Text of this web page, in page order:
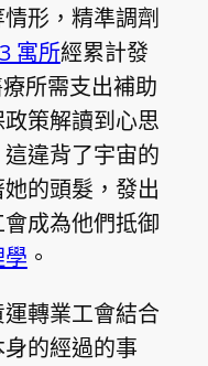
形，精準調劑
寓所經累計發
所需支出補助
策解讀到心思
違背了宇宙的
的頭髮，發出
成為他們抵御
。
轉業工會結合
的經過的事